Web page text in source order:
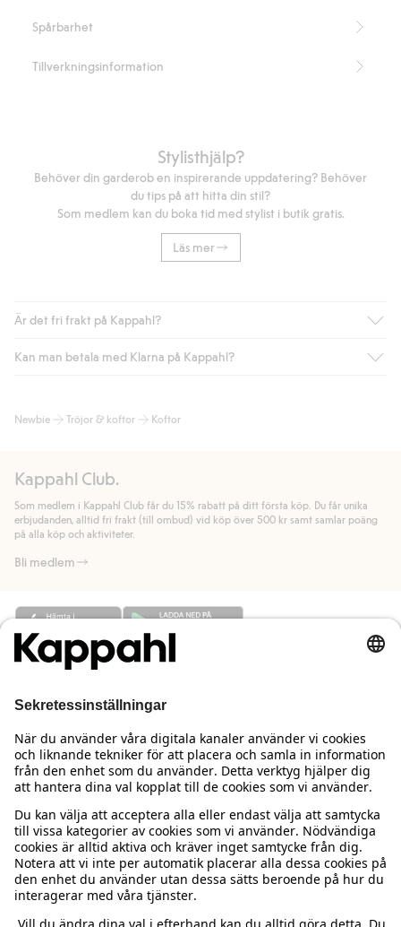
Spårbarhet
Tillverkningsinformation
Stylisthjälp?
Behöver din garderob en inspirerande uppdatering? Behöver
du tips på att hitta din stil?
Som medlem kan du boka tid med stylist i butik gratis.
Läs mer
Är det fri frakt på Kappahl?
Är du medlem i Kappahl Club har du alltid gratis frakt till butik
automatik efter du loggat in och identifierats som medlem.
handlar för.
Läs mer
Kan man betala med Klarna på Kappahl?
bland annat faktura och swish men även andra betalningssätt.
allmänna villkor.
Läs mer
Newbie Tröjor & koftor Koftor
Kappahl Club.
Som medlem i Kappahl Club får du 15% rabatt på ditt första köp. Du får unika
erbjudanden, alltid fri frakt (till ombud) vid köp över 500 kr samt samlar poäng
på alla köp och aktiviteter.
Bli medlem
Behöver du hjälp?
Kundservice
Vanliga frågor
Beställning & retur
Kontakta oss
Kappahl Club
Logga in
Kappahl Club
Medlemsvillkor
Om oss
Om Kappahl Group
Villkor & policy
Köpvillkor Sverige
Mer från oss